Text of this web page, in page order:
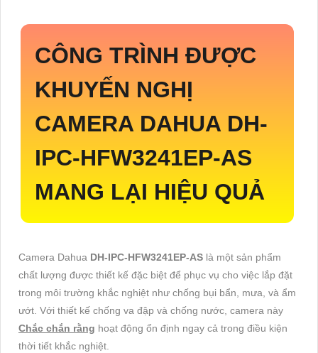
CÔNG TRÌNH ĐƯỢC
KHUYẾN NGHỊ
CAMERA DAHUA DH-
IPC-HFW3241EP-AS
MANG LẠI HIỆU QUẢ
Camera Dahua DH-IPC-HFW3241EP-AS là một sản phẩm
chất lượng được thiết kế đặc biệt để phục vụ cho việc lắp đặt
trong môi trường khắc nghiệt như chống bụi bẩn, mưa, và ẩm
ướt. Với thiết kế chống va đập và chống nước, camera này
Chắc chắn rằng hoạt động ổn định ngay cả trong điều kiện
thời tiết khắc nghiệt.